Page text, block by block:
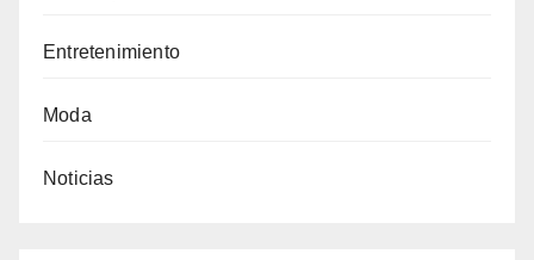
Entretenimiento
Moda
Noticias